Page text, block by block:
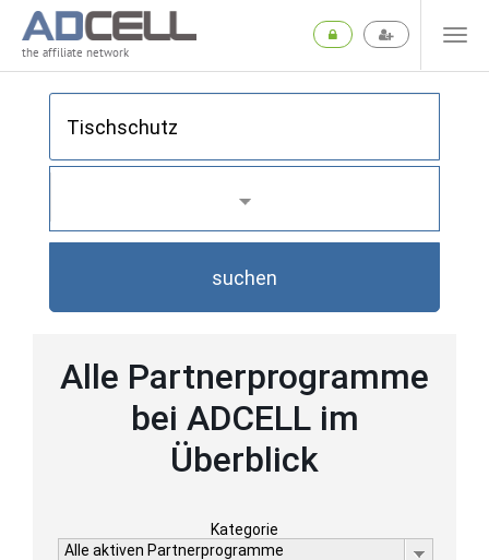
the affiliate network
suchen
Alle Partnerprogramme
bei ADCELL im
Überblick
Kategorie
Alle aktiven Partnerprogramme